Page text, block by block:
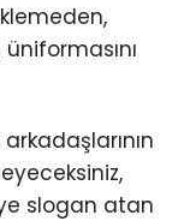
slogan atan